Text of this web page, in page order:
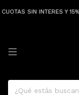
INTERES Y 15% OFF